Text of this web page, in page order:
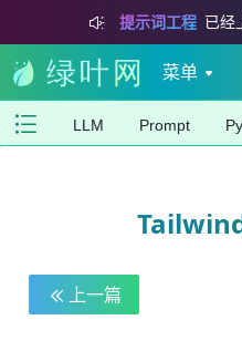
提示词工程 已经
菜单
LLM Prompt
上一篇